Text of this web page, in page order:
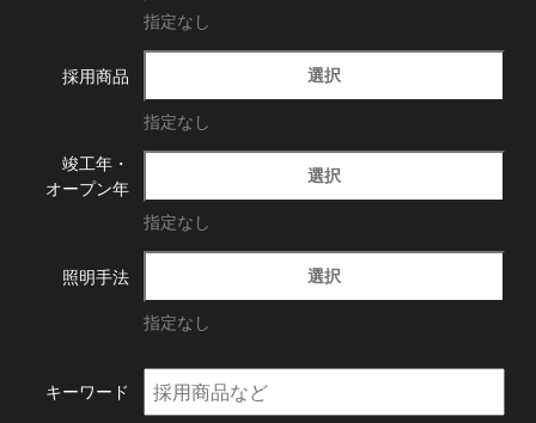
指定なし
採用商品 選択
指定なし
竣工年・
オープン年
選択
指定なし
照明手法 選択
指定なし
キーワード